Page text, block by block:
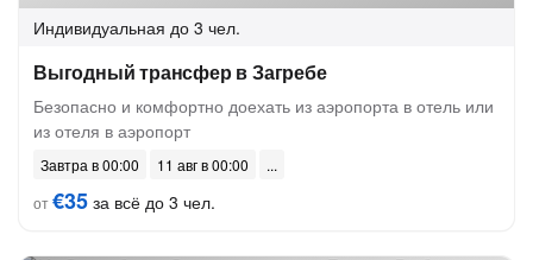
Индивидуальная до 3 чел.
Выгодный трансфер в Загребе
Безопасно и комфортно доехать из аэропорта в отель или
из отеля в аэропорт
Завтра в 00:00
11 авг в 00:00
от€35 за всё до 3 чел.